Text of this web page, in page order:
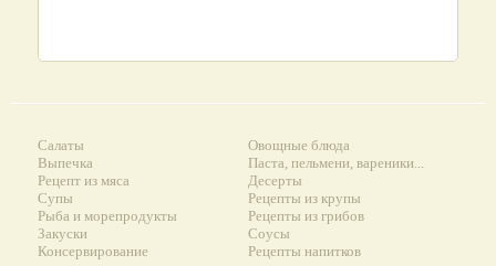
Салаты
Выпечка
Рецепт из мяса
Супы
Рыба и морепродукты
Закуски
Консервирование
Овощные блюда
Паста, пельмени, вареники...
Десерты
Рецепты из крупы
Рецепты из грибов
Соусы
Рецепты напитков